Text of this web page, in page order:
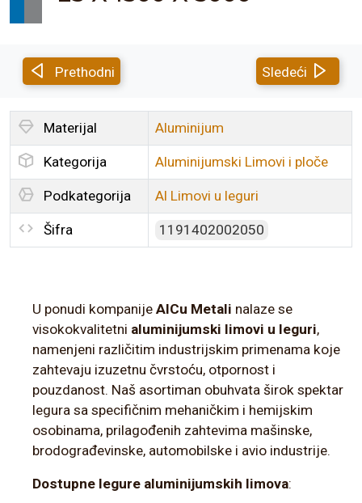
Prethodni Sledeći
Materijal Aluminijum
Kategorija Aluminijumski Limovi i ploče
Podkategorija Al Limovi u leguri
Šifra 1191402002050
U ponudi kompanije AlCu Metali nalaze se
visokokvalitetni aluminijumski limovi u leguri,
namenjeni različitim industrijskim primenama koje
zahtevaju izuzetnu čvrstoću, otpornost i
pouzdanost. Naš asortiman obuhvata širok spektar
legura sa specifičnim mehaničkim i hemijskim
osobinama, prilagođenih zahtevima mašinske,
brodograđevinske, automobilske i avio industrije.
Dostupne legure aluminijumskih limova: